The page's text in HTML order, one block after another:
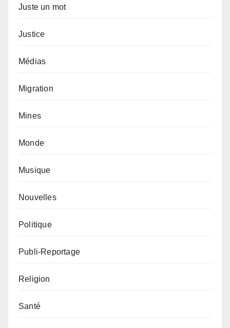
Juste un mot
Justice
Médias
Migration
Mines
Monde
Musique
Nouvelles
Politique
Publi-Reportage
Religion
Santé